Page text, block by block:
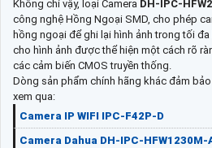
Không chỉ vậy, loại Camera DH-IPC-
công nghệ Hồng Ngoại SMD, cho phép
hồng ngoại để ghi lại hình ảnh trong tối
cho hình ảnh được thể hiện một cách rõ
các cảm biến CMOS truyền thống.
Dòng sản phẩm chính hãng khác đảm
xem qua:
Camera IP WIFI IPC-F42P-D
Camera Dahua DH-IPC-HFW1230M-